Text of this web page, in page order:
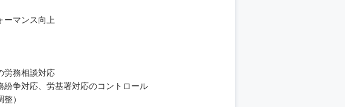
ーマンス向上
労務相談対応
紛争対応、労基署対応のコントロール
）